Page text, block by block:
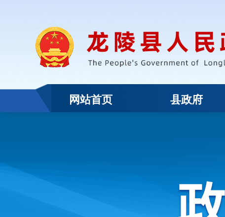
网站首页 县政府